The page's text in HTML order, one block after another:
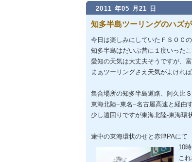
2011 年05 月21 日
知多半島ツーリングのハズ
今日は楽しみにしていたＦＳＯＣ
知多半島はだいぶ昔に１度いった
愛知の天気は大丈夫そうですが、
まぁツーリングさえ天気がよけれ
集合場所の知多半島道路、阿久比
東海北陸−東名−名古屋高速と経由
少し遠回りですが東海北陸-東海環
途中の東海環状のせと赤津PAにて
10
こ